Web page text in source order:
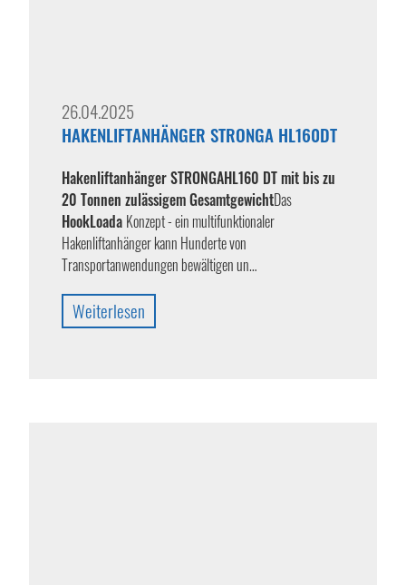
26.04.2025
HAKENLIFTANHÄNGER STRONGA HL160DT
Hakenliftanhänger STRONGAHL160 DT mit bis zu
20 Tonnen zulässigem GesamtgewichtDas
HookLoada Konzept - ein multifunktionaler
Hakenliftanhänger kann Hunderte von
Transportanwendungen bewältigen un…
Weiterlesen